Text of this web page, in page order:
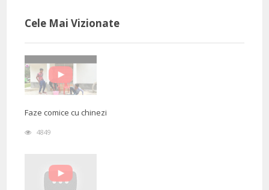
Cele Mai Vizionate
Faze comice cu chinezi
4849